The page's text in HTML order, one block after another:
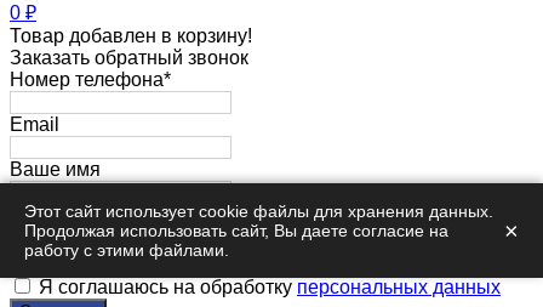
0 ₽
Товар добавлен в корзину!
Заказать обратный звонок
Номер телефона*
Email
Ваше имя
Комментарий
Я соглашаюсь на обработку персональных данных
Этот сайт использует cookie файлы для хранения данных.
Продолжая использовать сайт, Вы даете согласие на
работу с этими файлами.
×